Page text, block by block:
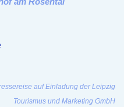
auf Einladung der Leipzig
Tourismus und Marketing GmbH